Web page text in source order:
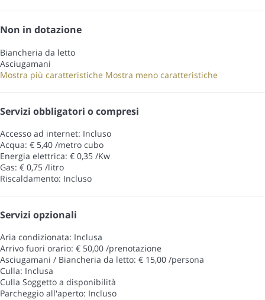
Non in dotazione
Biancheria da letto
Asciugamani
Mostra più caratteristiche Mostra meno caratteristiche
Servizi obbligatori o compresi
Accesso ad internet: Incluso
Acqua: € 5,40 /metro cubo
Energia elettrica: € 0,35 /Kw
Gas: € 0,75 /litro
Riscaldamento: Incluso
Servizi opzionali
Aria condizionata: Inclusa
Arrivo fuori orario: € 50,00 /prenotazione
Asciugamani / Biancheria da letto: € 15,00 /persona
Culla: Inclusa
Culla Soggetto a disponibilità
Parcheggio all'aperto: Incluso